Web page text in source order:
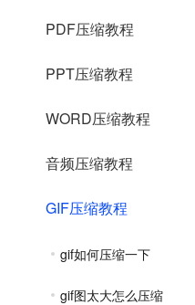
PDF压缩教程
PPT压缩教程
WORD压缩教程
音频压缩教程
GIF压缩教程
gif如何压缩一下
gif图太大怎么压缩